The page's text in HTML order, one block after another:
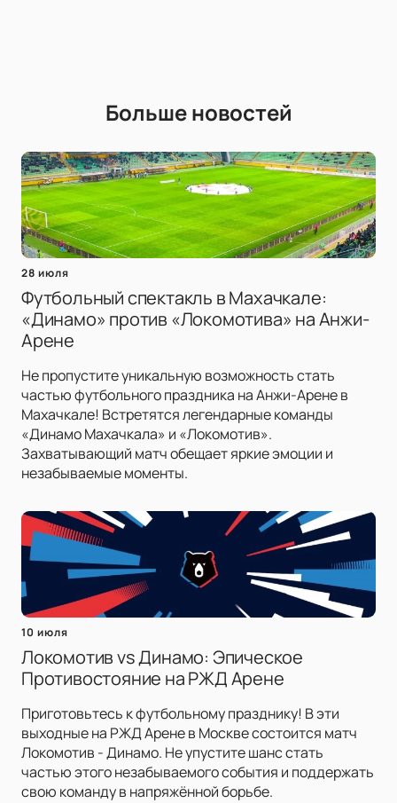
Больше новостей
28 июля
Футбольный спектакль в Махачкале:
«Динамо» против «Локомотива» на Анжи-
Арене
Не пропустите уникальную возможность стать
частью футбольного праздника на Анжи-Арене в
Махачкале! Встретятся легендарные команды
«Динамо Махачкала» и «Локомотив».
Захватывающий матч обещает яркие эмоции и
незабываемые моменты.
10 июля
Локомотив vs Динамо: Эпическое
Противостояние на РЖД Арене
Приготовьтесь к футбольному празднику! В эти
выходные на РЖД Арене в Москве состоится матч
Локомотив - Динамо. Не упустите шанс стать
частью этого незабываемого события и поддержать
свою команду в напряжённой борьбе.